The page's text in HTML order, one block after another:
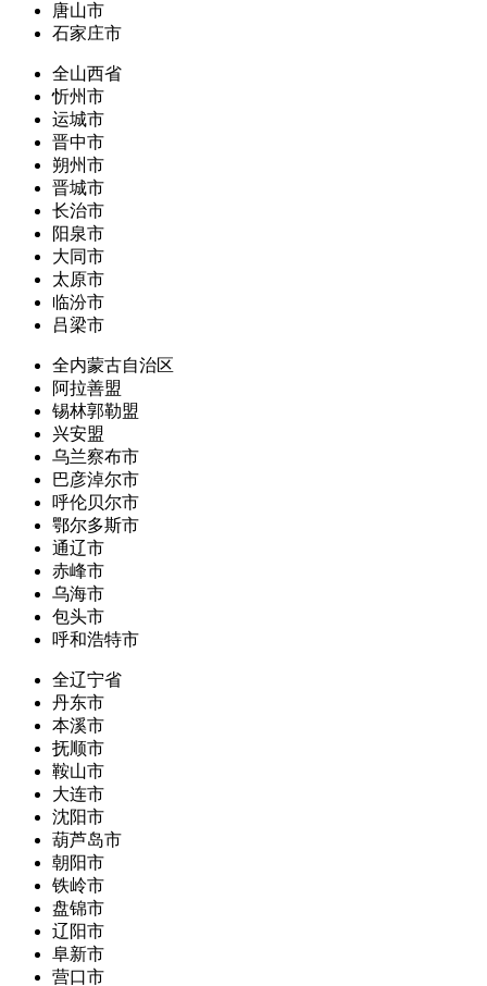
唐山市
石家庄市
全山西省
忻州市
运城市
晋中市
朔州市
晋城市
长治市
阳泉市
大同市
太原市
临汾市
吕梁市
全内蒙古自治区
阿拉善盟
锡林郭勒盟
兴安盟
乌兰察布市
巴彦淖尔市
呼伦贝尔市
鄂尔多斯市
通辽市
赤峰市
乌海市
包头市
呼和浩特市
全辽宁省
丹东市
本溪市
抚顺市
鞍山市
大连市
沈阳市
葫芦岛市
朝阳市
铁岭市
盘锦市
辽阳市
阜新市
营口市